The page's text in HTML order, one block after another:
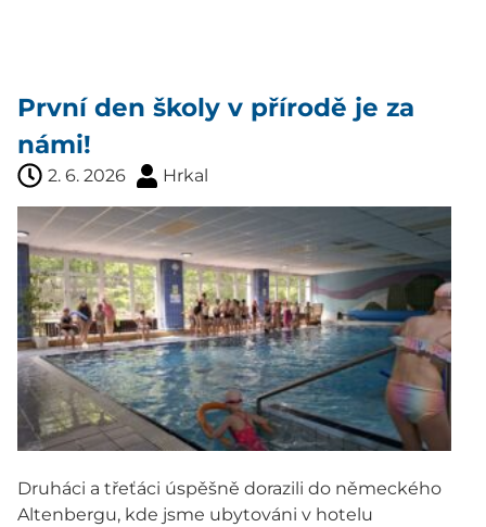
První den školy v přírodě je za
námi!
2. 6. 2026 Hrkal
Druháci a třeťáci úspěšně dorazili do německého
Altenbergu, kde jsme ubytováni v hotelu